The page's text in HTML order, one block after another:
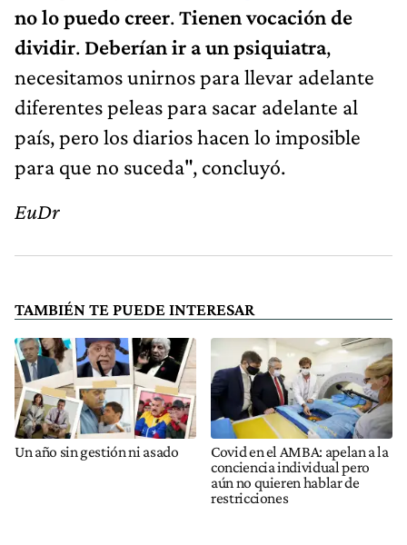
no lo puedo creer.Tienen vocación de
dividir. Deberían ir a un psiquiatra,
necesitamos unirnos para llevar adelante
diferentes peleas para sacar adelante al
país, pero los diarios hacen lo imposible
para que no suceda", concluyó.
EuDr
TAMBIÉN TE PUEDE INTERESAR
Un año sin gestión ni asado
Covid en el AMBA: apelan a la
conciencia individual pero
aún no quieren hablar de
restricciones